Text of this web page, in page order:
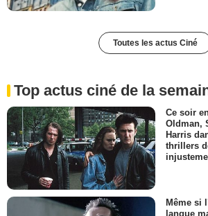
Toutes les actus Ciné
Top actus ciné de la
Ce soir
Oldman,
Harris
thrillers
Même si
langue